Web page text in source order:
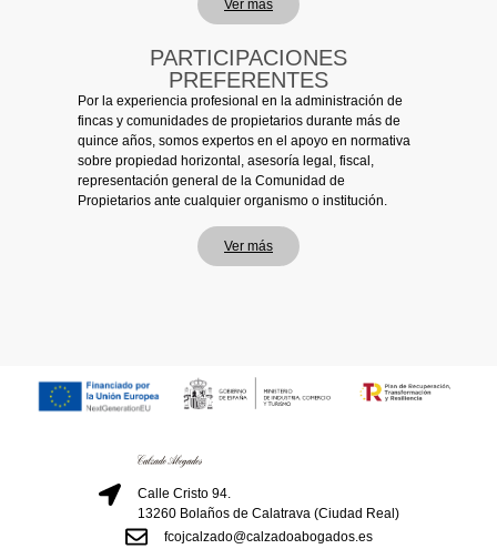
Ver más
PARTICIPACIONES
PREFERENTES
Por la experiencia profesional en la administración de
fincas y comunidades de propietarios durante más de
quince años, somos expertos en el apoyo en normativa
sobre propiedad horizontal, asesoría legal, fiscal,
representación general de la Comunidad de
Propietarios ante cualquier organismo o institución.
Ver más
Calle Cristo 94.
13260 Bolaños de Calatrava (Ciudad Real)
fcojcalzado@calzadoabogados.es